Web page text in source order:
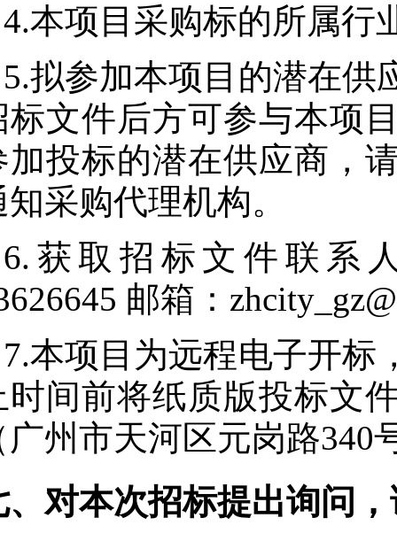
4.本项目采购标的所属行
5.拟参加本项目的潜在供
标文件后方可参与本项
加投标的潜在供应商，
知采购代理机构。
6.获取招标文件联系
邮箱：
7.本项目为远程电子开标
时间前将纸质版投标文
广州市天河区元岗路340
、对本次招标提出询问